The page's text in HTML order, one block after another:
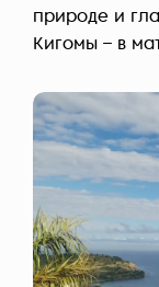
природе и
Кигомы – в